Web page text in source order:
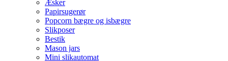
Æsker
Papirsugerør
Popcorn bægre og isbægre
Slikposer
Bestik
Mason jars
Mini slikautomat